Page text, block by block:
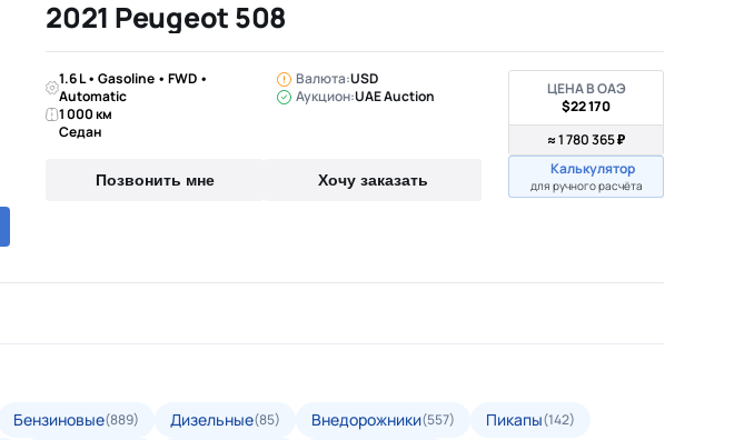
2021 Peugeot 508
1.6 L • Gasoline • FWD •
Automatic
1 000 км
Седан
Валюта:USD
Аукцион:UAE Auction
Позвонить мне Хочу заказать
ЦЕНА В ОАЭ
$22 170
≈ 1 780 365 ₽
Калькулятор
для ручного расчёта
Бензиновые(889) Дизельные(85) Внедорожники(557) Пикапы(142)